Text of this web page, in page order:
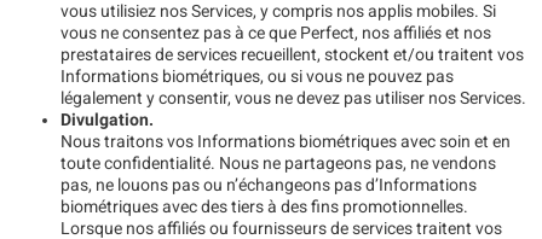
vous utilisiez nos Services, y compris nos applis mobiles. Si
vous ne consentez pas à ce que Perfect, nos affiliés et nos
prestataires de services recueillent, stockent et/ou traitent vos
Informations biométriques, ou si vous ne pouvez pas
légalement y consentir, vous ne devez pas utiliser nos Services.
Divulgation.
Nous traitons vos Informations biométriques avec soin et en
toute confidentialité. Nous ne partageons pas, ne vendons
pas, ne louons pas ou n’échangeons pas d’Informations
biométriques avec des tiers à des fins promotionnelles.
Lorsque nos affiliés ou fournisseurs de services traitent vos